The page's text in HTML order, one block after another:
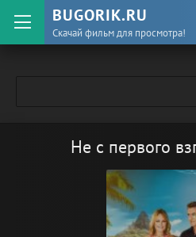
BUGORIK.RU
Скачай фильм для просмотра!
Не с первого